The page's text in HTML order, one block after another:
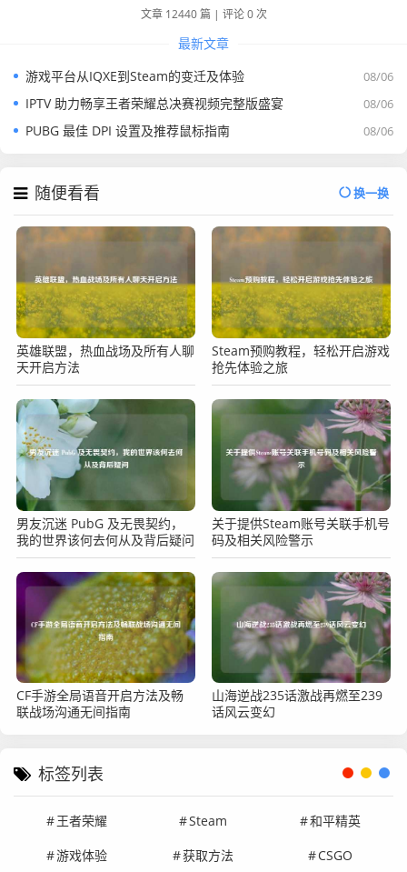
文章 12440 篇 | 评论 0 次
最新文章
08/06
游戏平台从IQXE到Steam的变迁及体验
08/06
IPTV 助力畅享王者荣耀总决赛视频完整版盛宴
08/06
PUBG 最佳 DPI 设置及推荐鼠标指南
随便看看 换一换
英雄联盟，热血战场及所有人聊
天开启方法
Steam预购教程，轻松开启游戏
抢先体验之旅
男友沉迷 PubG 及无畏契约，
我的世界该何去何从及背后疑问
关于提供Steam账号关联手机号
码及相关风险警示
CF手游全局语音开启方法及畅
联战场沟通无间指南
山海逆战235话激战再燃至239
话风云变幻
标签列表
王者荣耀 Steam
和平精英
游戏体验
获取方法 CSGO